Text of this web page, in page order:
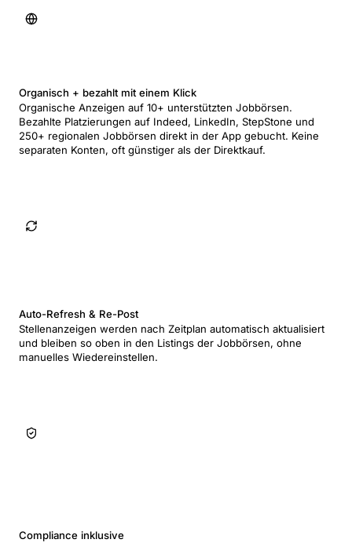
Organisch + bezahlt mit einem Klick
Organische Anzeigen auf 10+ unterstützten Jobbörsen.
Bezahlte Platzierungen auf Indeed, LinkedIn, StepStone und
250+ regionalen Jobbörsen direkt in der App gebucht. Keine
separaten Konten, oft günstiger als der Direktkauf.
Auto-Refresh & Re-Post
Stellenanzeigen werden nach Zeitplan automatisch aktualisiert
und bleiben so oben in den Listings der Jobbörsen, ohne
manuelles Wiedereinstellen.
Compliance inklusive